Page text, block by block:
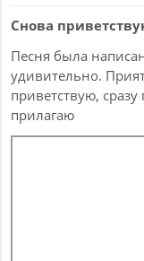
Снова
Песня была
удивительно.
приветствую,
прилагаю